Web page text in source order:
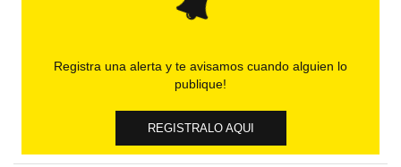
Registra una alerta y te avisamos cuando alguien lo
publique!
REGISTRALO AQUI